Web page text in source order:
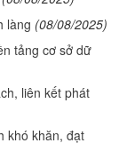
làng (08/08/2025)
tảng cơ sở dữ
liên kết phát
khó khăn, đạt